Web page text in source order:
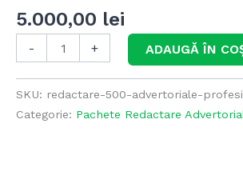
5.000,00 lei
- + ADAUGĂ ÎN
SKU: redactare-500-advertoriale-
Categorie: Pachete Redactare